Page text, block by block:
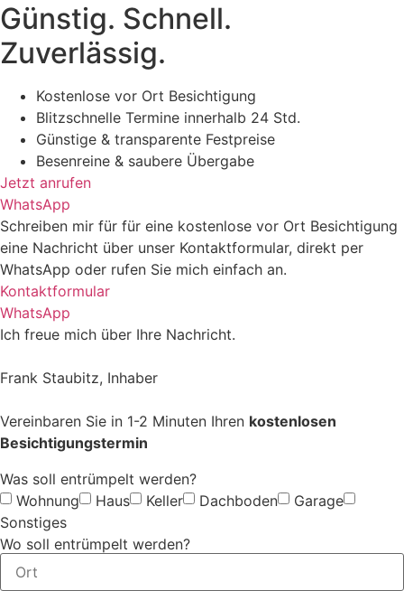
Günstig. Schnell.
Zuverlässig.
Kostenlose vor Ort Besichtigung
Blitzschnelle Termine innerhalb 24 Std.
Günstige & transparente Festpreise
Besenreine & saubere Übergabe
Jetzt anrufen
WhatsApp
Schreiben mir für für eine kostenlose vor Ort Besichtigung
eine Nachricht über unser Kontaktformular, direkt per
WhatsApp oder rufen Sie mich einfach an.
Kontaktformular
WhatsApp
Ich freue mich über Ihre Nachricht.
Frank Staubitz, Inhaber
Vereinbaren Sie in 1-2 Minuten Ihren kostenlosen
Besichtigungstermin
Was soll entrümpelt werden?
Wohnung
Haus Keller Dachboden
Garage
Sonstiges
Wo soll entrümpelt werden?